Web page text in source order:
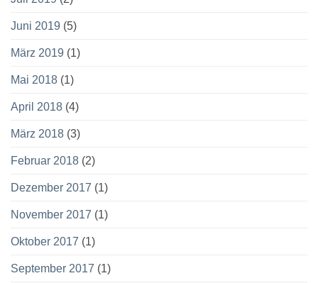
Juni 2019 (5)
März 2019 (1)
Mai 2018 (1)
April 2018 (4)
März 2018 (3)
Februar 2018 (2)
Dezember 2017 (1)
November 2017 (1)
Oktober 2017 (1)
September 2017 (1)